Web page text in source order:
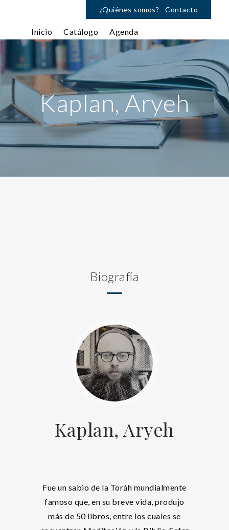
¿Quiénes somos? Contacto
Inicio Catálogo Agenda
Kaplan, Aryeh
Biografía
Kaplan, Aryeh
Fue un sabio de la Toráh mundialmente
famoso que, en su breve vida, produjo
más de 50 libros, entre los cuales se